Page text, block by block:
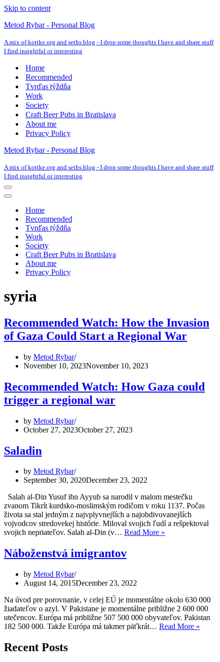
Skip to content
Metod Rybar - Personal Blog
A mix of kottke.org and seths.blog - I drop some thoughts I have and share stuff
I find insightful or interesting
Home
Recommended
Tvrďas týždňa
Work
Society
Craft Beer Pubs in Bratislava
About me
Privacy Policy
Metod Rybar - Personal Blog
A mix of kottke.org and seths.blog - I drop some thoughts I have and share stuff
I find insightful or interesting
Navigation
Menu
Navigation
Home
Recommended
Tvrďas týždňa
Work
Society
Craft Beer Pubs in Bratislava
About me
Privacy Policy
syria
Recommended Watch: How the Invasion
of Gaza Could Start a Regional War
by Metod Rybar
November 10, 2023November 10, 2023
Recommended Watch: How Gaza could
trigger a regional war
by Metod Rybar
October 27, 2023October 27, 2023
Saladin
by Metod Rybar
September 30, 2020December 23, 2022
Salah al-Din Yusuf ibn Ayyub sa narodil v malom mestečku
zvanom Tikrít kurdsko-moslimským rodičom v roku 1137. Počas
života sa stal jedným z najvplyvnejších a najobdivovanejších
vojvodcov stredovekej histórie. Miloval svojich ľudí a rešpektoval
svojich nepriateľov. Salah al-Din (v… Read More »
Náboženstvá imigrantov
by Metod Rybar
August 14, 2015December 23, 2022
Na úvod pre porovnanie, v celej EÚ je momentálne okolo 630 000
žiadateľov o azyl. V Pakistane je momentálne približne 2 600 000
utečencov. Európa má približne 507 500 000 obyvateľov. Pakistan
182 500 000. Takže Európa má takmer päťkrát… Read More »
Recent Posts